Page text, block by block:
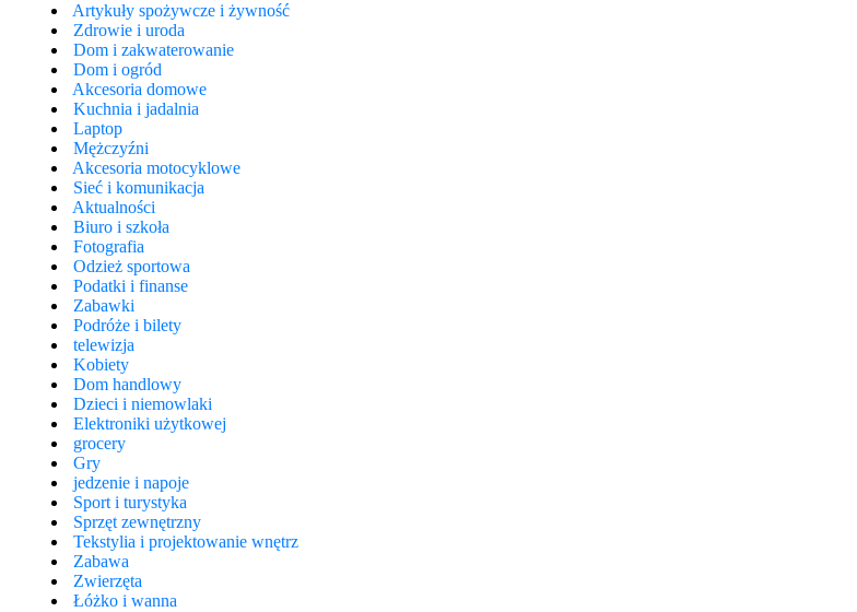
Artykuły spożywcze i żywność
Zdrowie i uroda
Dom i zakwaterowanie
Dom i ogród
Akcesoria domowe
Kuchnia i jadalnia
Laptop
Mężczyźni
Akcesoria motocyklowe
Sieć i komunikacja
Aktualności
Biuro i szkoła
Fotografia
Odzież sportowa
Podatki i finanse
Zabawki
Podróże i bilety
telewizja
Kobiety
Dom handlowy
Dzieci i niemowlaki
Elektroniki użytkowej
grocery
Gry
jedzenie i napoje
Sport i turystyka
Sprzęt zewnętrzny
Tekstylia i projektowanie wnętrz
Zabawa
Zwierzęta
Łóżko i wanna